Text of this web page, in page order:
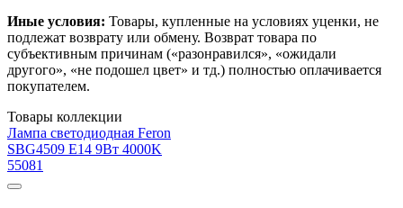
Иные условия: Товары, купленные на условиях уценки, не
подлежат возврату или обмену. Возврат товара по
субъективным причинам («разонравился», «ожидали
другого», «не подошел цвет» и тд.) полностью оплачивается
покупателем.
Товары коллекции
Лампа светодиодная Feron
SBG4509 E14 9Вт 4000K
55081